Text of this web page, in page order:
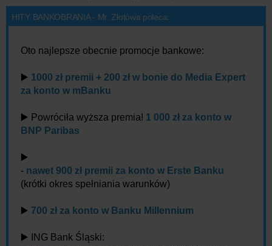
HITY BANKOBRANIA - Mr. Złotówa poleca:
Oto najlepsze obecnie promocje bankowe:
▶️ 1000 zł premii + 200 zł w bonie do Media Expert
za konto w mBanku
▶️ Powróciła wyższa premia! 1 000 zł za konto w
BNP Paribas
▶️
- nawet 900 zł premii za konto w Erste Banku
(krótki okres spełniania warunków)
▶️ 700 zł za konto w Banku Millennium
▶️ ING Bank Śląski: